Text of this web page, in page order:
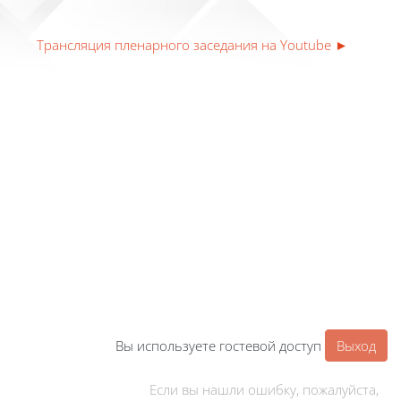
Трансляция пленарного заседания на Youtube ►
Вы используете гостевой доступ Выход
Если вы нашли ошибку, пожалуйста,